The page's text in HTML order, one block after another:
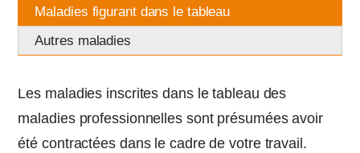
Maladies figurant dans le tableau
Autres maladies
Les maladies inscrites dans le tableau des
maladies professionnelles sont présumées avoir
été contractées dans le cadre de votre travail.